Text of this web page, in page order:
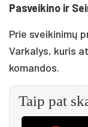
Pasveikino ir
Prie sveikinimų
Varkalys, kuris
komandos.
Taip pat